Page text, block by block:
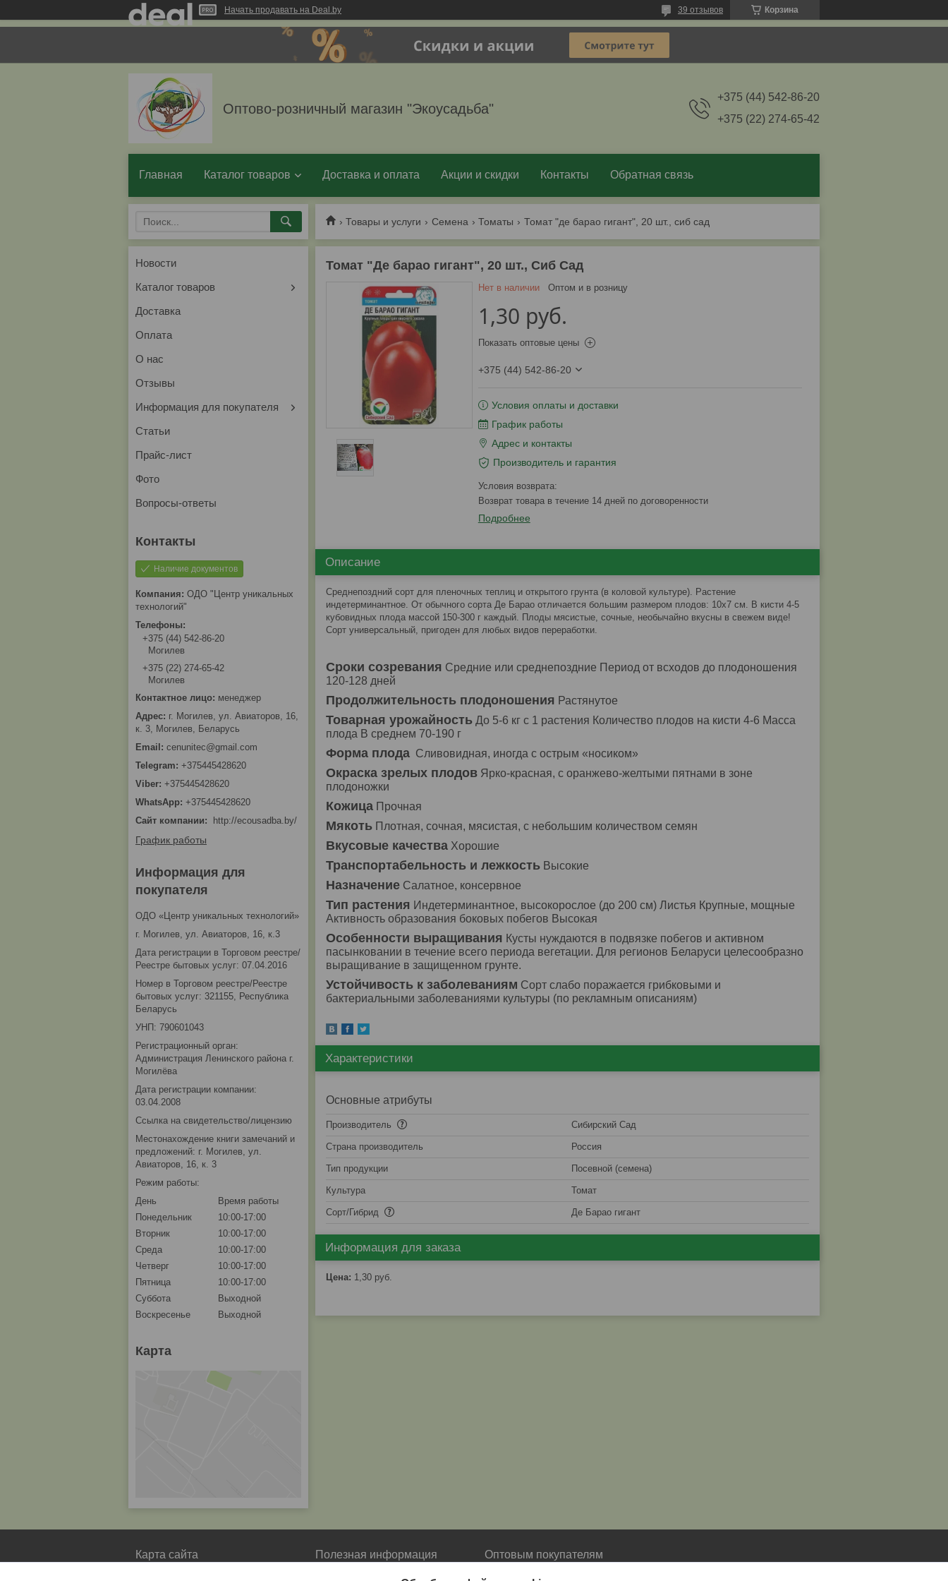
Начать продавать на Deal.by Корзина
39 отзывов
Оптово-розничный магазин "Экоусадьба"
+375 (44) 542-86-20
+375 (22) 274-65-42
Главная Каталог товаров Доставка и оплата Акции и скидки Контакты Обратная связь
Товары и услуги Семена Томаты Томат "де барао гигант", 20 шт., сиб сад
Томат "Де барао гигант", 20 шт., Сиб Сад
Нет в наличии Оптом и в розницу
1,30 руб.
Показать оптовые цены
+375 (44) 542-86-20
Условия оплаты и доставки
График работы
Адрес и контакты
Производитель и гарантия
возврат товара в течение 14 дней по договоренности
Подробнее
Описание
Среднепоздний сорт для пленочных теплиц и открытого грунта (в коловой культуре). Растение
индетерминантное. От обычного сорта Де Барао отличается большим размером плодов: 10х7 см. В кисти 4-5
кубовидных плода массой 150-300 г каждый. Плоды мясистые, сочные, необычайно вкусны в свежем виде!
Сорт универсальный, пригоден для любых видов переработки.
Сроки созревания Средние или среднепоздние Период от всходов до плодоношения
120-128 дней
Продолжительность плодоношения Растянутое
Товарная урожайность До 5-6 кг с 1 растения Количество плодов на кисти 4-6 Масса
плода В среднем 70-190 г
Форма плода Сливовидная, иногда с острым «носиком»
Окраска зрелых плодов Ярко-красная, с оранжево-желтыми пятнами в зоне
плодоножки
Кожица Прочная
Мякоть Плотная, сочная, мясистая, с небольшим количеством семян
Вкусовые качества Хорошие
Транспортабельность и лежкость Высокие
Назначение Салатное, консервное
Тип растения Индетерминантное, высокорослое (до 200 см) Листья Крупные, мощные
Активность образования боковых побегов Высокая
Особенности выращивания Кусты нуждаются в подвязке побегов и активном
пасынковании в течение всего периода вегетации. Для регионов Беларуси целесообразно
выращивание в защищенном грунте.
Устойчивость к заболеваниям Сорт слабо поражается грибковыми и
бактериальными заболеваниями культуры (по рекламным описаниям)
Характеристики
Основные атрибуты
Производитель Сибирский Сад
Страна производитель Россия
Тип продукции Посевной (семена)
Культура Томат
Сорт/Гибрид Де Барао гигант
Информация для заказа
Цена: 1,30 руб.
Новости
Каталог товаров
Доставка
Оплата
О нас
Отзывы
Информация для покупателя
Статьи
Прайс-лист
Фото
Вопросы-ответы
Наличие документов
ОДО "Центр уникальных
технологий"
+375 (44) 542-86-20
Могилев
+375 (22) 274-65-42
Могилев
менеджер
г. Могилев, ул. Авиаторов, 16,
к. 3, Могилев, Беларусь
cenunitec@gmail.com
+375445428620
+375445428620
+375445428620
Сайт компании
http://ecousadba.by/
График работы
Информация для
покупателя
ОДО «Центр уникальных технологий»
г. Могилев, ул. Авиаторов, 16, к.3
Дата регистрации в Торговом реестре/
Реестре бытовых услуг: 07.04.2016
Номер в Торговом реестре/Реестре
бытовых услуг: 321155, Республика
Беларусь
УНП: 790601043
Регистрационный орган:
Администрация Ленинского района г.
Могилёва
Дата регистрации компании:
03.04.2008
Ссылка на свидетельство/лицензию
Местонахождение книги замечаний и
предложений: г. Могилев, ул.
Авиаторов, 16, к. 3
Режим работы:
День
Время работы
Понедельник
10:00-17:00
Вторник
10:00-17:00
Среда
10:00-17:00
Четверг
10:00-17:00
Пятница
10:00-17:00
Суббота
Выходной
Воскресенье
Выходной
Карта
Карта сайта Полезная информация Оптовым покупателям
Условия сотрудничества